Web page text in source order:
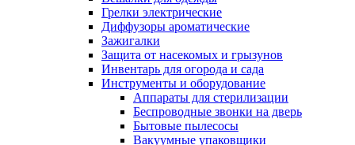
Грелки электрические
Диффузоры ароматические
Зажигалки
Защита от насекомых и грызунов
Инвентарь для огорода и сада
Инструменты и оборудование
Аппараты для стерилизации
Беспроводные звонки на дверь
Бытовые пылесосы
Вакуумные упаковщики